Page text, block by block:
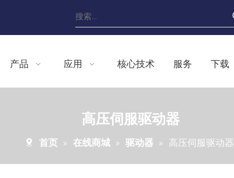
产品 应用 核心技术 服务 下载
高压伺服驱动器
首页 » 在线商城 » 驱动器 » 高压伺服驱动器